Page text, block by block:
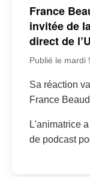
France
invitée de
direct de
Publié le mardi
Sa réaction
France
L'animatrice
de podcast